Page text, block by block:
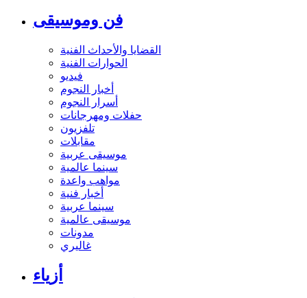
فن وموسيقى
القضايا والأحداث الفنية
الحوارات الفنية
فيديو
أخبار النجوم
أسرار النجوم
حفلات ومهرجانات
تلفزيون
مقابلات
موسيقى عربية
سينما عالمية
مواهب واعدة
أخبار فنية
سينما عربية
موسيقى عالمية
مدونات
غاليري
أزياء